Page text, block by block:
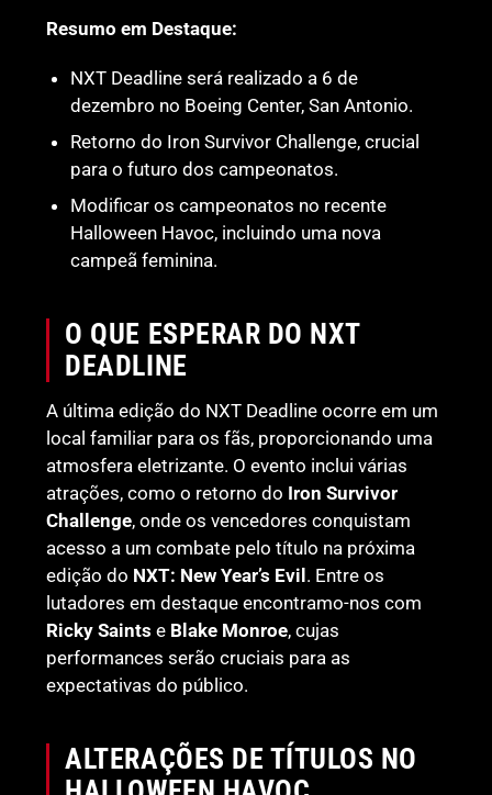
Resumo em Destaque:
NXT Deadline será realizado a 6 de
dezembro no Boeing Center, San Antonio.
Retorno do Iron Survivor Challenge, crucial
para o futuro dos campeonatos.
Modificar os campeonatos no recente
Halloween Havoc, incluindo uma nova
campeã feminina.
O QUE ESPERAR DO NXT
DEADLINE
A última edição do NXT Deadline ocorre em um
local familiar para os fãs, proporcionando uma
atmosfera eletrizante. O evento inclui várias
atrações, como o retorno do Iron Survivor
Challenge, onde os vencedores conquistam
acesso a um combate pelo título na próxima
edição do NXT: New Year’s Evil. Entre os
lutadores em destaque encontramo-nos com
Ricky Saints e Blake Monroe, cujas
performances serão cruciais para as
expectativas do público.
ALTERAÇÕES DE TÍTULOS NO